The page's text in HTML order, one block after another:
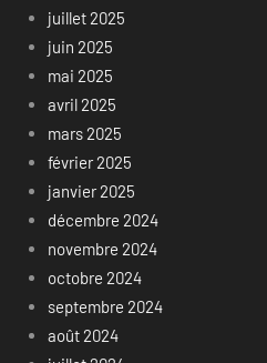
juillet 2025
juin 2025
mai 2025
avril 2025
mars 2025
février 2025
janvier 2025
décembre 2024
novembre 2024
octobre 2024
septembre 2024
août 2024